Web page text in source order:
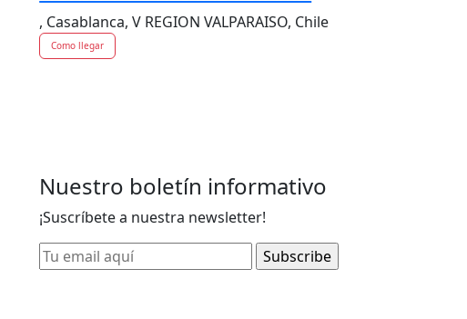
, Casablanca, V REGION VALPARAISO, Chile
Como llegar
Nuestro boletín informativo
¡Suscríbete a nuestra newsletter!